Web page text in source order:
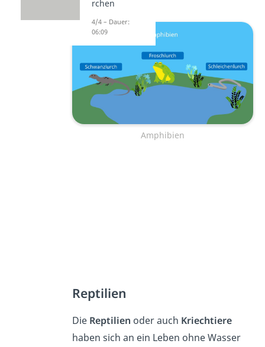
Amphibien
Reptilien
Die Reptilien oder auch Kriechtiere
haben sich an ein Leben ohne Wasser
rchen
4/4 – Dauer:
06:09